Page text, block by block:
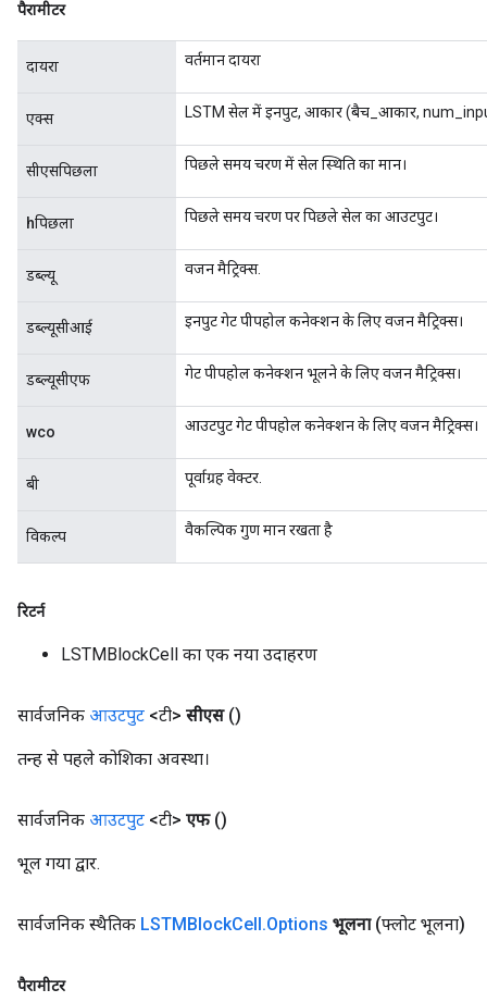
पैरामीटर
दायरा वर्तमान दायरा
एक्स LSTM सेल में इनपुट, आकार (बैच_आकार,
सीएसपिछला पिछले समय चरण में सेल स्थिति का मान।
hपिछला पिछले समय चरण पर पिछले सेल का आउटपुट।
डब्ल्यू वजन मैट्रिक्स.
डब्ल्यूसीआई इनपुट गेट पीपहोल कनेक्शन के लिए वजन मैट्रिक्स।
डब्ल्यूसीएफ गेट पीपहोल कनेक्शन भूलने के लिए वजन मैट्रिक्स।
wco आउटपुट गेट पीपहोल कनेक्शन के लिए वजन मैट्रिक्स।
बी पूर्वाग्रह वेक्टर.
विकल्प वैकल्पिक गुण मान रखता है
रिटर्न
LSTMBlockCell का एक नया उदाहरण
सार्वजनिक आउटपुट <टी> सीएस ()
तन्ह से पहले कोशिका अवस्था।
सार्वजनिक आउटपुट <टी> एफ ()
भूल गया द्वार.
सार्वजनिक स्थैतिक LSTMBlockCell.Options भूलना (फ्लोट भूलना)
पैरामीटर